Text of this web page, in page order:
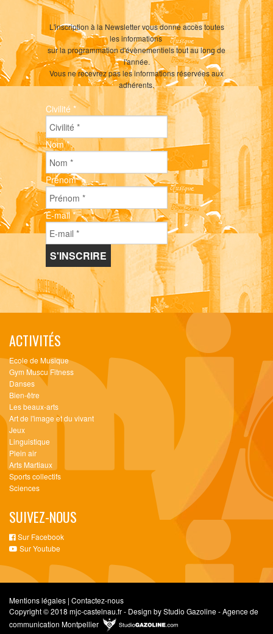
L'inscription à la Newsletter vous donne accès toutes
les informations
sur la programmation d'évènementiels tout au long de
l'année.
Vous ne recevrez pas les informations réservées aux
adhérents.
Civilité *
Nom*
Prénom*
E-mail*
ACTIVITÉS
Ecole de Musique
Gym Muscu Fitness
Danses
Bien-être
Les beaux-arts
Art de l'image et du vivant
Jeux
Linguistique
Plein air
Arts Martiaux
Sports collectifs
Sciences
SUIVEZ-NOUS
Sur Facebook
Sur Youtube
Mentions légales | Contactez-nous
Copyright © 2018 mjc-castelnau.fr - Design by Studio Gazoline - Agence de
communication Montpellier